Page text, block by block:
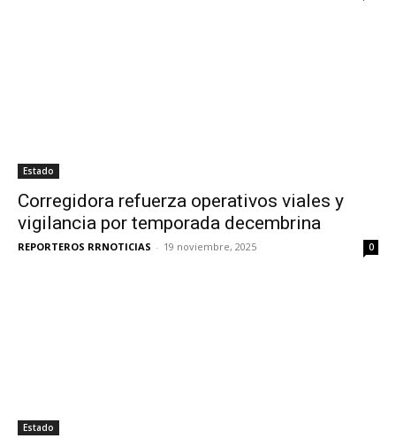
Estado
Corregidora refuerza operativos viales y
vigilancia por temporada decembrina
REPORTEROS RRNOTICIAS - 19 noviembre, 2025 0
Estado